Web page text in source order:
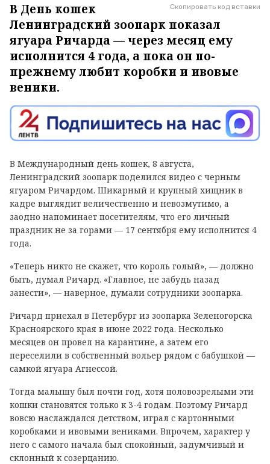
Скопировать код вставки
В День кошек
Ленинградский зоопарк показал
ягуара Ричарда — через месяц ему
исполнится 4 года, а пока он по-
прежнему любит коробки и ивовые
веники.
В Международный день кошек, 8 августа,
Ленинградский зоопарк поделился видео с черным
ягуаром Ричардом. Шикарный и крупный хищник в
кадре выглядит величественно и невозмутимо, а
заодно напоминает посетителям, что его личный
праздник не за горами — 17 сентября ему исполнится 4
года.
«Теперь никто не скажет, что король голый», — должно
быть, думал Ричард. «Главное, не забудь назад
занести», — наверное, думали сотрудники зоопарка.
Ричард приехал в Петербург из зоопарка Зеленогорска
Красноярского края в июне 2022 года. Несколько
месяцев он провел на карантине, а затем его
переселили в собственный вольер рядом с бабушкой —
самкой ягуара Агнессой.
Тогда малышу был почти год, хотя половозрелыми эти
кошки становятся только к 3-4 годам. Поэтому Ричард
вовсю наслаждался детством, играл с картонными
коробками и ивовыми вениками. Впрочем, характер у
него с самого начала был спокойный, задумчивый и
склонный к созерцанию.